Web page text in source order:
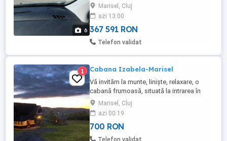
6
Marisel, Cluj
azi 13:00
367 591 RON
Telefon validat
1 Cabana Izabela-Marisel
Vă invităm la munte, liniște, relaxare, o
cabană frumoasă, situată la intrarea în
com Mărișel, cabana dispune de 3
dormitoare , două băi, living spațios,
bucătărie utilată , încălzirea centrală,
șemineu pe lemn...7-10 locuri , terasă,
foișor cu grătar și ceaun, loc de joaca
Marisel, Cluj
azi 00:19
700 RON
Telefon validat